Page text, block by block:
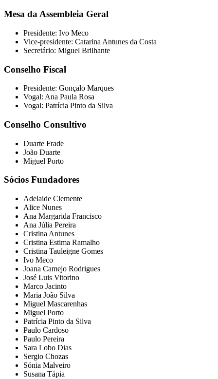
Mesa da Assembleia Geral
Presidente: Ivo Meco
Vice-presidente: Catarina Antunes da Costa
Secretário: Miguel Brilhante
Conselho Fiscal
Presidente: Gonçalo Marques
Vogal: Ana Paula Rosa
Vogal: Patrícia Pinto da Silva
Conselho Consultivo
Duarte Frade
João Duarte
Miguel Porto
Sócios Fundadores
Adelaide Clemente
Alice Nunes
Ana Margarida Francisco
Ana Júlia Pereira
Cristina Antunes
Cristina Estima Ramalho
Cristina Tauleigne Gomes
Ivo Meco
Joana Camejo Rodrigues
José Luis Vitorino
Marco Jacinto
Maria João Silva
Miguel Mascarenhas
Miguel Porto
Patrícia Pinto da Silva
Paulo Cardoso
Paulo Pereira
Sara Lobo Dias
Sergio Chozas
Sónia Malveiro
Susana Tápia